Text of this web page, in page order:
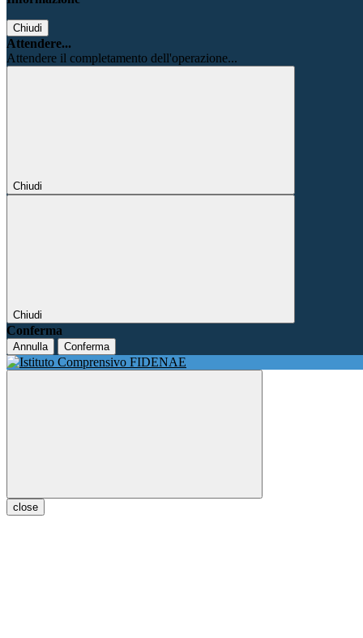
Chiudi
Attendere...
Attendere il completamento dell'operazione...
Chiudi
Chiudi
Conferma
Annulla Conferma
close